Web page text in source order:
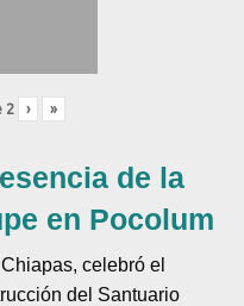
2 › »
de la
en Pocolum
celebró el
del Santuario